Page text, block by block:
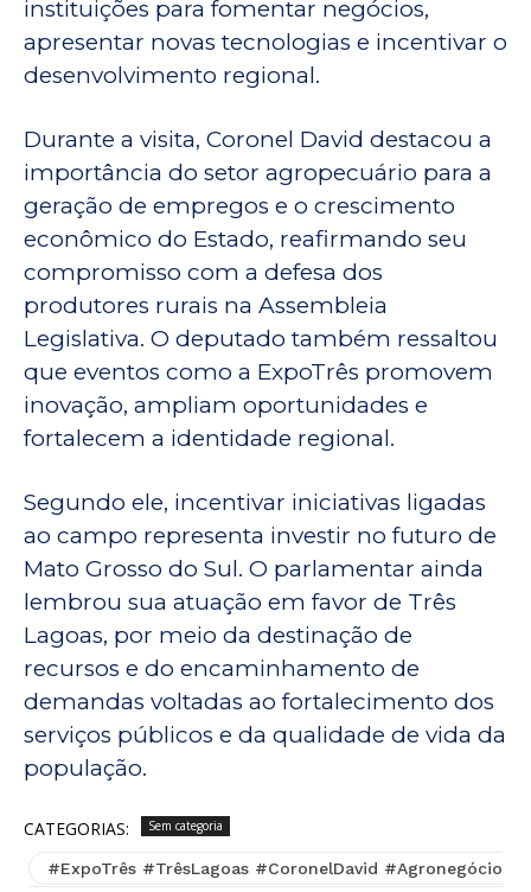
instituições para fomentar negócios,
apresentar novas tecnologias e incentivar o
desenvolvimento regional.
Durante a visita, Coronel David destacou a
importância do setor agropecuário para a
geração de empregos e o crescimento
econômico do Estado, reafirmando seu
compromisso com a defesa dos
produtores rurais na Assembleia
Legislativa. O deputado também ressaltou
que eventos como a ExpoTrês promovem
inovação, ampliam oportunidades e
fortalecem a identidade regional.
Segundo ele, incentivar iniciativas ligadas
ao campo representa investir no futuro de
Mato Grosso do Sul. O parlamentar ainda
lembrou sua atuação em favor de Três
Lagoas, por meio da destinação de
recursos e do encaminhamento de
demandas voltadas ao fortalecimento dos
serviços públicos e da qualidade de vida da
população.
CATEGORIAS: Sem categoria
#ExpoTrês #TrêsLagoas #CoronelDavid #Agronegócio